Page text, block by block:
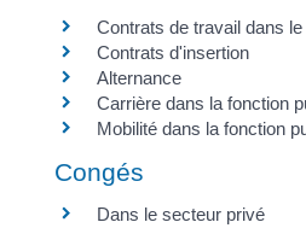
Contrats de travail dans
Contrats d'insertion
Alternance
Carrière dans la fonction
Mobilité dans la fonction
Congés
Dans le secteur privé